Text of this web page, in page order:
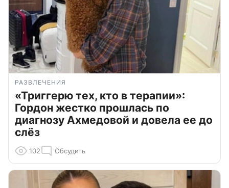
РАЗВЛЕЧЕНИЯ
«Триггерю тех, кто в терапии»:
Гордон жестко прошлась по
диагнозу Ахмедовой и довела ее до
слёз
102 Обсудить